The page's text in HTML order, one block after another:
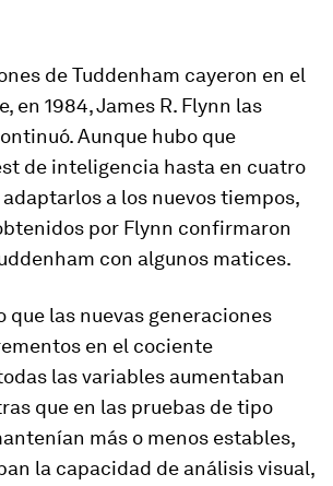
de Tuddenham cayeron en el
en 1984, James R. Flynn las
Aunque hubo que
de inteligencia hasta en cuatro
a los nuevos tiempos,
por Flynn confirmaron
con algunos matices.
que las nuevas generaciones
en el cociente
las variables aumentaban
que en las pruebas de tipo
más o menos estables,
la capacidad de análisis visual,